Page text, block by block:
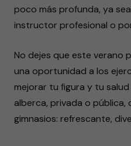
poco más profunda, ya
instructor profesional o
No dejes que este verano
una oportunidad a los
mejorar tu figura y tu
alberca, privada o pública,
gimnasios: refrescante,